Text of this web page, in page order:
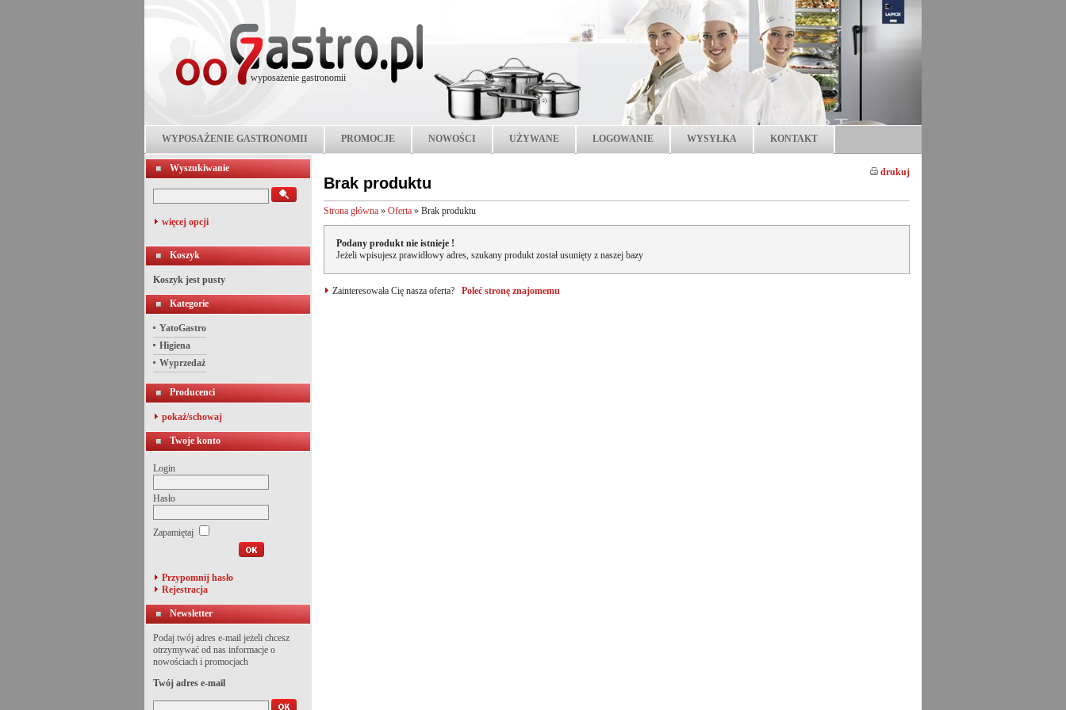
wyposażenie gastronomii
WYPOSAŻENIE GASTRONOMII PROMOCJE NOWOŚCI UŻYWANE LOGOWANIE WYSYŁKA KONTAKT
Wyszukiwanie
więcej opcji
Koszyk
Koszyk jest pusty
Kategorie
YatoGastro
Higiena
Wyprzedaż
Producenci
pokaż/schowaj
Twoje konto
Login
Hasło
Zapamiętaj
Przypomnij hasło
Rejestracja
Newsletter
Podaj twój adres e-mail jeżeli chcesz
otrzymywać od nas informacje o
nowościach i promocjach
Twój adres e-mail
drukuj
Brak produktu
Strona główna » Oferta » Brak produktu
Podany produkt nie istnieje !
Jeżeli wpisujesz prawidłowy adres, szukany produkt został usunięty z naszej bazy
Zainteresowała Cię nasza oferta? Poleć stronę znajomemu